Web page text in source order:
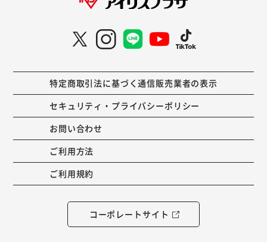
特定商取引法に基づく通信販売業者の表示
セキュリティ・プライバシーポリシー
お問い合わせ
ご利用方法
ご利用規約
コーポレートサイト